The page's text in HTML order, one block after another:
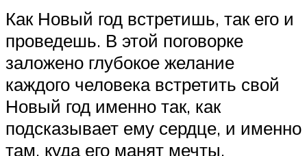
Как Новый год встретишь, так его и
проведешь. В этой поговорке
заложено глубокое желание
каждого человека встретить свой
Новый год именно так, как
подсказывает ему сердце, и именно
там, куда его манят мечты.